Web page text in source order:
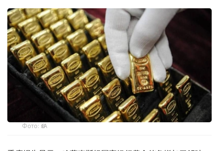
Фото: ӨзА